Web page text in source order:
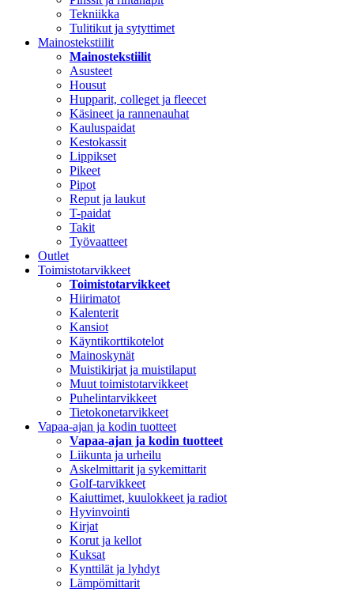
Tekniikka
Tulitikut ja sytyttimet
Mainostekstiilit
Mainostekstiilit
Asusteet
Housut
Hupparit, colleget ja fleecet
Käsineet ja rannenauhat
Kauluspaidat
Kestokassit
Lippikset
Pikeet
Pipot
Reput ja laukut
T-paidat
Takit
Työvaatteet
Outlet
Toimistotarvikkeet
Toimistotarvikkeet
Hiirimatot
Kalenterit
Kansiot
Käyntikorttikotelot
Mainoskynät
Muistikirjat ja muistilaput
Muut toimistotarvikkeet
Puhelintarvikkeet
Tietokonetarvikkeet
Vapaa-ajan ja kodin tuotteet
Vapaa-ajan ja kodin tuotteet
Liikunta ja urheilu
Askelmittarit ja sykemittarit
Golf-tarvikkeet
Kaiuttimet, kuulokkeet ja radiot
Hyvinvointi
Kirjat
Korut ja kellot
Kuksat
Kynttilät ja lyhdyt
Lämpömittarit